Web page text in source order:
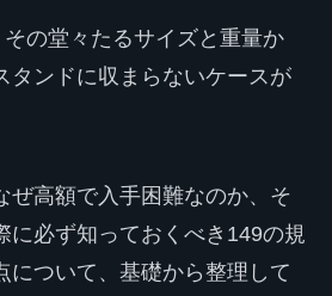
の堂々たるサイズと重量か
タンドに収まらないケースが
ぜ高額で入手困難なのか、そ
に必ず知っておくべき149の規
について、基礎から整理して